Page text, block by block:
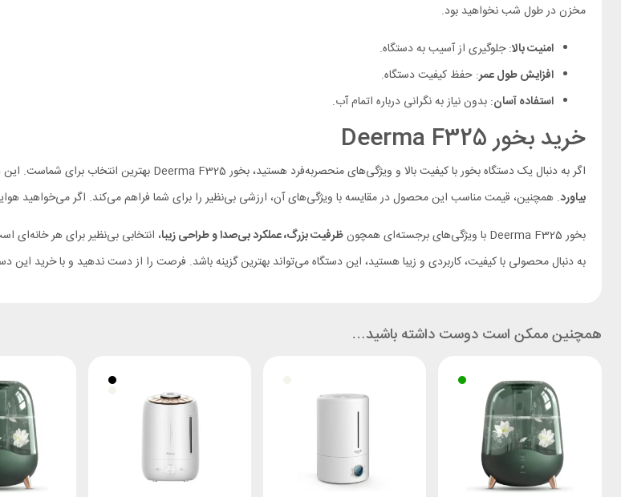
مخزن در طول شب نخواهید بود.
امنیت بالا: جلوگیری از آسیب به دستگاه.
افزایش طول عمر: حفظ کیفیت دستگاه.
استفاده آسان: بدون نیاز به نگرانی درباره اتمام آب.
خرید بخور Deerma F325
اگر به دنبال یک دستگاه بخور با کیفیت بالا و ویژگی‌های منحصربه‌فرد هستید، بخور Deerma F325 بهترین انتخاب برای شماست. این دستگاه
بیاورد. همچنین، قیمت مناسب این محصول در مقایسه با ویژگی‌های آن، ارزشی بی‌نظیر را برای شما فراهم می‌کند. اگر می‌خواهید
بخور Deerma F325 با ویژگی‌های برجسته‌ای همچون
ظرفیت بزرگ، عملکرد بی‌صدا و طراحی زیبا، انتخابی بی‌نظیر برای هر خانه‌ای
به دنبال محصولی با کیفیت، کاربردی و زیبا هستید، این دستگاه می‌تواند بهترین گزینه باشد. فرصت را از دست ندهید و با خرید این
همچنین ممکن است دوست داشته باشید…